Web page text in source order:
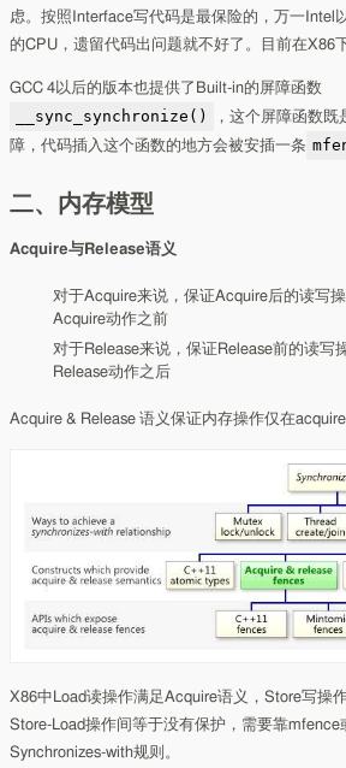
虑。按照Interface写代码是最保险的，万一Intel
的CPU，遗留代码出问题就不好了。目前在X86
GCC 4以后的版本也提供了Built-in的屏障函数
__sync_synchronize()
，这个屏障函数
障，代码插入这个函数的地方会被安插一条
二、内存模型
Acquire与Release语义
对于Acquire来说，保证Acquire后的读写
Acquire动作之前
对于Release来说，保证Release前的读写
Release动作之后
Acquire & Release 语义保证内存操作仅在
X86中Load读操作满足Acquire语义，Store写操
Store-Load操作间等于没有保护，需要靠mfence
Synchronizes-with规则。